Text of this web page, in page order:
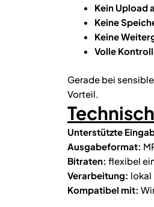
Kein Upload
Keine
Keine
Volle
Gerade bei
Vorteil.
Unterstützte
Ausgabeformat:
Bitraten: flexibel
Verarbeitung: lokal
Kompatibel mit: